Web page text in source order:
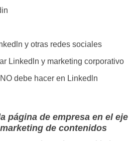
y otras redes sociales
Linkedln y marketing corporativo
debe hacer en Linkedln
página de empresa en el eje
de contenidos